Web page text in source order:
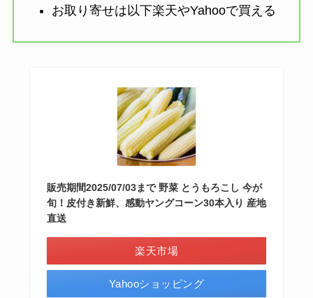
お取り寄せは以下楽天やYahooで買える
販売期間2025/07/03まで 野菜 とうもろこし 今が
旬！皮付き新鮮、感動ヤングコーン30本入り 産地
直送
楽天市場
Yahooショッピング